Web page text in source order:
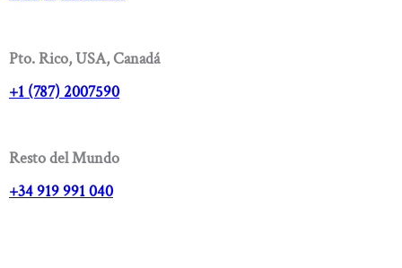
Pto. Rico, USA, Canadá
+1 (787) 2007590
Resto del Mundo
+34 919 991 040